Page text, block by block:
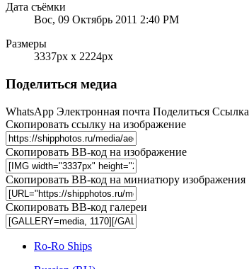
Дата съёмки
Вос, 09 Октябрь 2011 2:40 PM
Размеры
3337px x 2224px
Поделиться медиа
WhatsApp Электронная почта Поделиться Ссылка
Скопировать ссылку на изображение
Скопировать BB-код на изображение
Скопировать BB-код на миниатюру изображения
Скопировать BB-код галереи
Ro-Ro Ships